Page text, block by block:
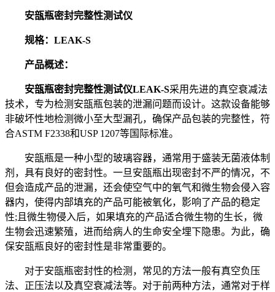
安瓿瓶密封完整性测试仪
规格：LEAK-S
产品概述：
安瓿瓶密封完整性测试仪LEAK-S采用先进的真空衰减法
技术，专为检测安瓿瓶包装的泄漏问题而设计。这款设备能够
非破坏性地检测微小至大型漏孔，确保产品包装的完整性，符
合ASTM F2338和USP 1207等国际标准。
安瓿瓶是一种小型的玻璃容器，通常用于盛装无菌液体制
剂，具有良好的密封性。一旦安瓿瓶出现密封不严的情况，不
但会造成产品的泄漏，还会使空气中的氧气和微生物会侵入容
器内，使得内部填充的产品可能被氧化，影响了产品的稳定
性;且微生物侵入后，如果填充的产品适合微生物的生长，微
生物会迅速繁殖，进而给病人的生命安全埋下隐患。为此，确
保安瓿瓶良好的密封性是非常重要的。
对于安瓿瓶密封性的检测，常见的方法一般有真空负压
法、正压法以及真空衰减法等。对于前两种方法，通常对于样